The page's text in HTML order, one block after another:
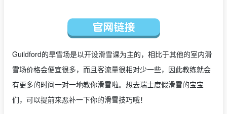
Guildford的旱雪场是以开设滑雪课为主的，相比于其他的室内滑
雪场价格会便宜很多，而且客流量很相对少一些，因此教练就会
有更多的时间一对一地教你滑雪啦。想去瑞士度假滑雪的宝宝
们，可以提前来恶补一下你的滑雪技巧哦！